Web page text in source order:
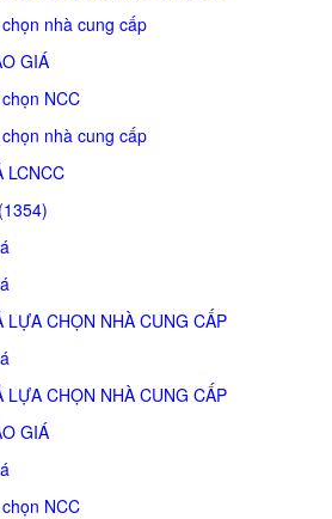
nhà cung cấp
GIÁ
NCC
nhà cung cấp
LCNCC
LỰA CHỌN NHÀ CUNG CẤP
LỰA CHỌN NHÀ CUNG CẤP
GIÁ
NCC